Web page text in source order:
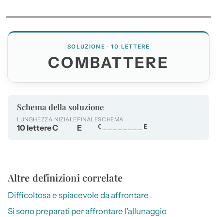
SOLUZIONE · 10 LETTERE
COMBATTERE
Schema della soluzione
LUNGHEZZA
10 lettere
INIZIALE
C
FINALE
E
SCHEMA
C________E
Altre definizioni correlate
Difficoltosa e spiacevole da affrontare
Si sono preparati per affrontare l’allunaggio